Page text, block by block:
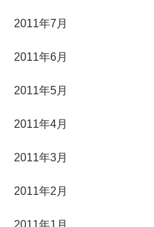
2011年7月
2011年6月
2011年5月
2011年4月
2011年3月
2011年2月